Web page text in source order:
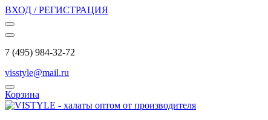
ВХОД / РЕГИСТРАЦИЯ
7 (495) 984-32-72
visstyle@mail.ru
Корзина